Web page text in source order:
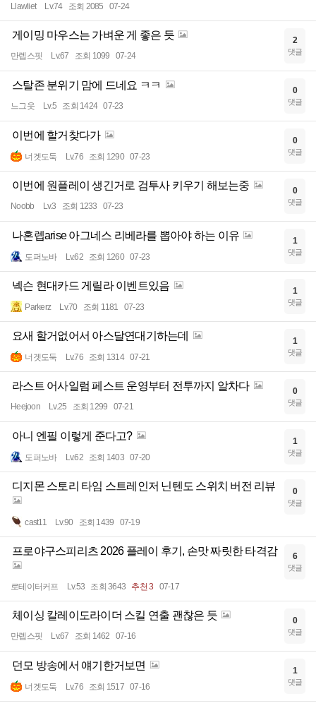
Llawliet Lv.74 조회 2085 07-24
게이밍 마우스는 가벼운 게 좋은 듯
만렙스핏 Lv.67 조회 1099 07-24
2
댓글
스탈존 분위기 맘에 드네요 ㅋㅋ
느그읏 Lv.5 조회 1424 07-23
0
댓글
이번에 할거찾다가
너겟도둑 Lv.76 조회 1290 07-23
0
댓글
이번에 원플레이 생긴거로 검투사 키우기 해보는중
Noobb Lv.3 조회 1233 07-23
0
댓글
나혼렙arise 아그네스 리베라를 뽑아야 하는 이유
도퍼노바 Lv.62 조회 1260 07-23
1
댓글
넥슨 현대카드 게릴라 이벤트있음
Parkerz Lv.70 조회 1181 07-23
1
댓글
요새 할거없어서 아스달연대기하는데
너겟도둑 Lv.76 조회 1314 07-21
1
댓글
라스트 어사일럼 페스트 운영부터 전투까지 알차다
Heejoon Lv.25 조회 1299 07-21
0
댓글
아니 엔필 이렇게 준다고?
도퍼노바 Lv.62 조회 1403 07-20
1
댓글
디지몬 스토리 타임 스트레인저 닌텐도 스위치 버전 리뷰
cast11 Lv.90 조회 1439 07-19
0
댓글
프로야구스피리츠 2026 플레이 후기, 손맛 짜릿한 타격감
로테이터커프 Lv.53 조회 3643 추천 3 07-17
6
댓글
체이싱 칼레이도라이더 스킬 연출 괜찮은 듯
만렙스핏 Lv.67 조회 1462 07-16
0
댓글
던모 방송에서 얘기한거보면
너겟도둑 Lv.76 조회 1517 07-16
1
댓글